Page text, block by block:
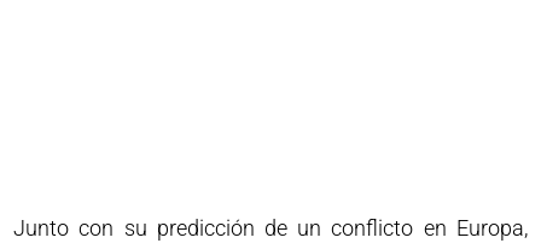
Junto con su predicción de un conflicto en Europa,